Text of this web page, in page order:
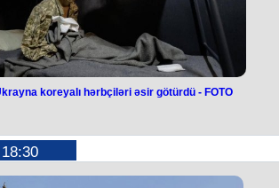
götürdü -FOTO
koreyalı hərbçiləri əsir götürdü - FOTO